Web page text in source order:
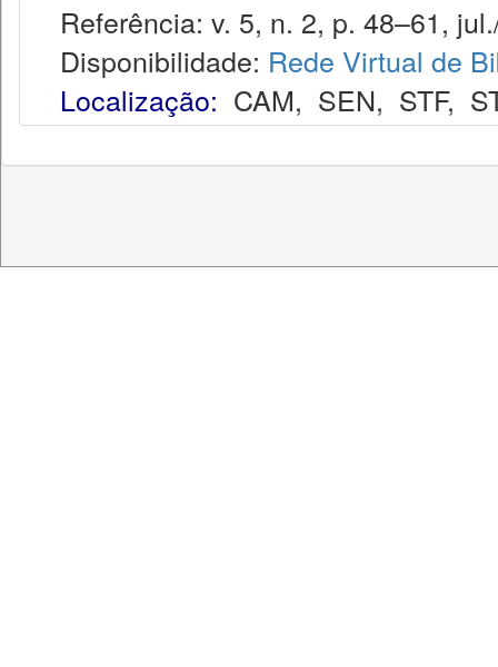
Referência: v. 5, n. 2, p. 48–61,
Disponibilidade: Rede Virtual de
Localização: CAM, SEN, STF,